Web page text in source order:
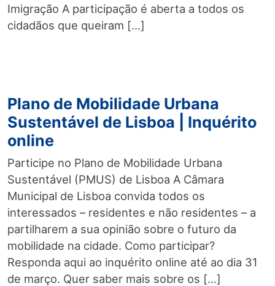
Imigração A participação é aberta a todos os
cidadãos que queiram […]
Plano de Mobilidade Urbana
Sustentável de Lisboa | Inquérito
online
Participe no Plano de Mobilidade Urbana
Sustentável (PMUS) de Lisboa A Câmara
Municipal de Lisboa convida todos os
interessados – residentes e não residentes – a
partilharem a sua opinião sobre o futuro da
mobilidade na cidade. Como participar?
Responda aqui ao inquérito online até ao dia 31
de março. Quer saber mais sobre os […]